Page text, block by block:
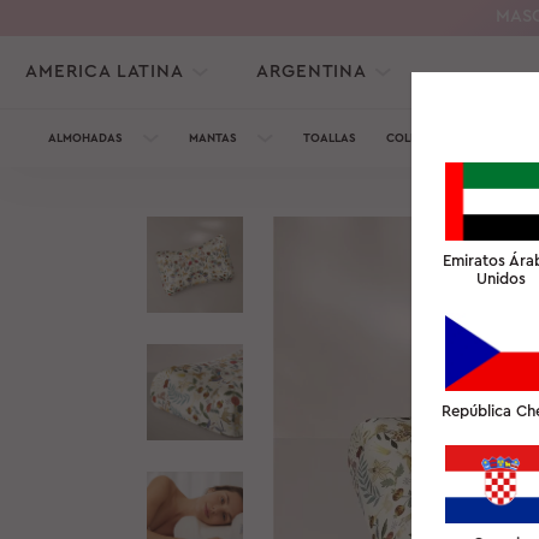
AMERICA LATINA ARGENTINA
ALMOHADAS MANTAS TOALLAS COLECCIÓN DE SEDA
Emiratos
Unidos
República